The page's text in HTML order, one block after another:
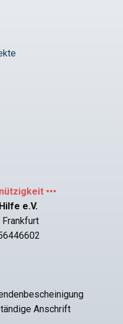
•••
e.V.
Anschrift